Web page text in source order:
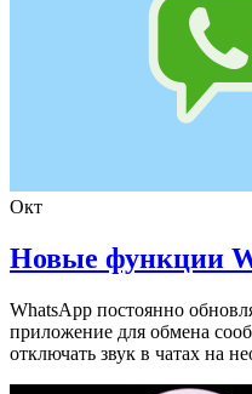
Окт
Новые функции
WhatsApp постоянно
приложение для обмена
отключать звук в чатах на